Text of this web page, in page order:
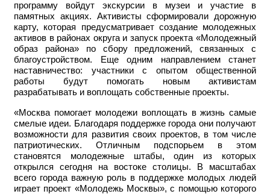
программу войдут экскурсии в музеи и участие в
памятных акциях. Активисты сформировали дорожную
карту, которая предусматривает создание молодежных
активов в районах округа и запуск проекта «Молодежный
образ района» по сбору предложений, связанных с
благоустройством. Еще одним направлением станет
наставничество: участники с опытом общественной
работы будут помогать новым активистам
разрабатывать и воплощать собственные проекты.
«Москва помогает молодежи воплощать в жизнь самые
смелые идеи. Благодаря поддержке города они получают
возможности для развития своих проектов, в том числе
патриотических. Отличным подспорьем в этом
становятся молодежные штабы, один из которых
открылся сегодня на востоке столицы. В масштабах
всего города важную роль в поддержке молодых людей
играет проект «Молодежь Москвы», с помощью которого